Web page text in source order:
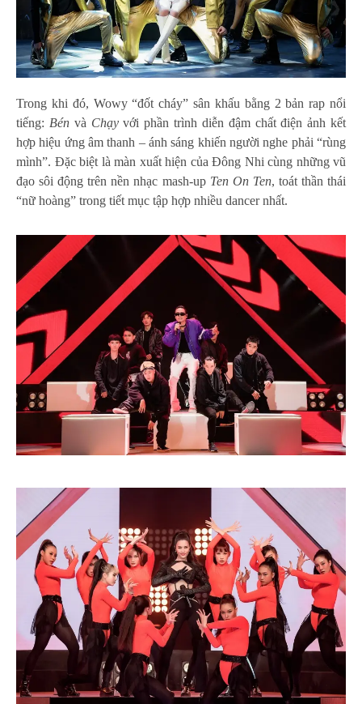
Trong khi đó, Wowy “đốt cháy” sân khấu bằng 2 bản rap nổi
tiếng: Bén và Chạyvới phần trình diễn đậm chất điện ảnh kết
hợp hiệu ứng âm thanh – ánh sáng khiến người nghe phải “rùng
mình”. Đặc biệt là màn xuất hiện của Đông Nhi cùng những vũ
đạo sôi động trên nền nhạc mash-up Ten On Ten, toát thần thái
“nữ hoàng” trong tiết mục tập hợp nhiều dancer nhất.